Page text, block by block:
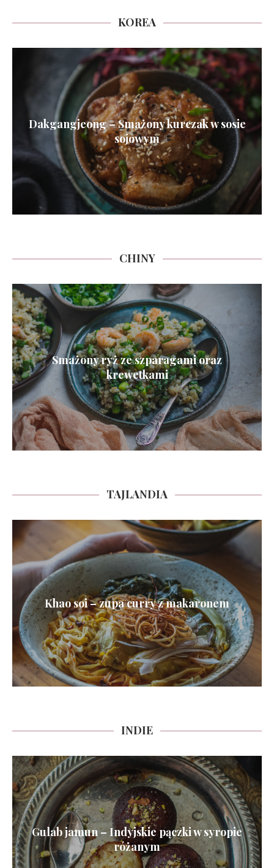
KOREA
Dakgangjeong – Smażony kurczak w sosie
sojowym
CHINY
Smażony ryż ze szparagami oraz
krewetkami
TAJLANDIA
Khao soi – zupa curry z makaronem
INDIE
Gulab jamun – Indyjskie pączki w syropie
różanym